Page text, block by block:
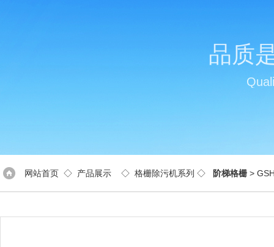
品质
网站首页 ◇ 产品展示 ◇ 格栅除污机系列 ◇ 阶梯格栅 >